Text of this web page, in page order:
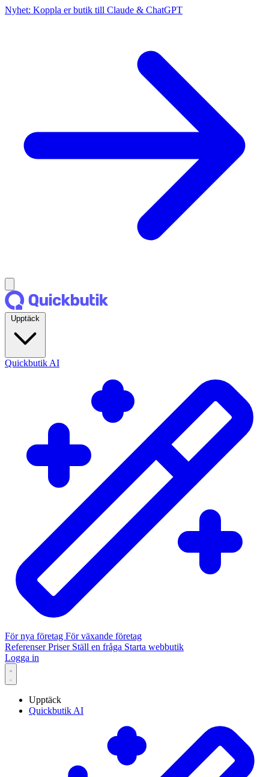
Nyhet: Koppla er butik till Claude & ChatGPT
Quickbutik AI
För nya företag För växande företag
ReferenserPriser Ställ en fråga Starta webbutik
Logga in
Upptäck
Quickbutik AI